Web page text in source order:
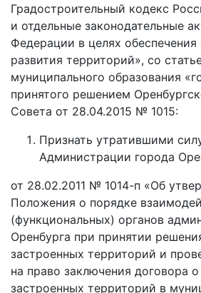
Градостроительный кодекс
и отдельные законодательные
Федерации в целях обеспечения
развития территорий», со
муниципального образования
принятого решением
Совета от 28.04.2015 № 1015:
Признать утратившими
Администрации города
от 28.02.2011 № 1014-п «Об
Положения о порядке
(функциональных) органов
Оренбурга при принятии
застроенных территорий и
на право заключения договора
застроенных территорий в